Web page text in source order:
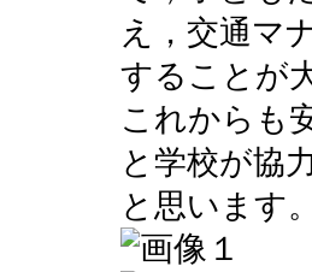
え，交通マ
することが
これからも
と学校が協
と思います。